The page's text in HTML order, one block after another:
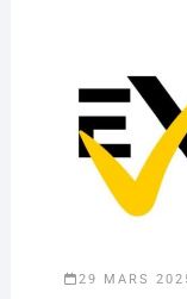
29 MARS